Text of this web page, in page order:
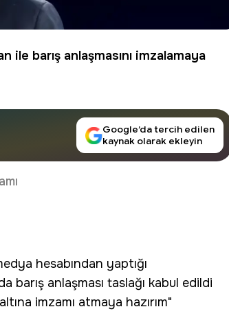
ile barış anlaşmasını imzalamaya
Google’da tercih edilen
kaynak olarak ekleyin
hesabından yaptığı
barış anlaşması taslağı kabul edildi
imzamı atmaya hazırım"